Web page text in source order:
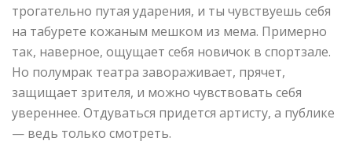
трогательно путая ударения, и ты чувствуешь себя
на табурете кожаным мешком из мема. Примерно
так, наверное, ощущает себя новичок в спортзале.
Но полумрак театра завораживает, прячет,
защищает зрителя, и можно чувствовать себя
увереннее. Отдуваться придется артисту, а публике
— ведь только смотреть.